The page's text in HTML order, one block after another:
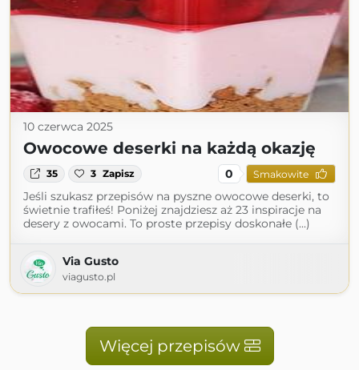
10 czerwca 2025
Owocowe deserki na każdą okazję
35 3 Zapisz 0 Smakowite
Jeśli szukasz przepisów na pyszne owocowe deserki, to
świetnie trafiłeś! Poniżej znajdziesz aż 23 inspiracje na
desery z owocami. To proste przepisy doskonałe (...)
Via Gusto
viagusto.pl
Więcej przepisów